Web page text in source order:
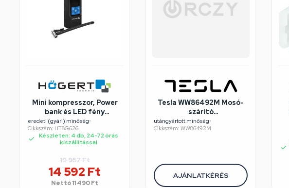
Mini kompresszor, Power
bank és LED fény
funckióval. 10 bar, 80w,
6000mAh, HT8G626
eredeti (gyári) minőség•
Cikkszám: HT8G626
Készleten: 4 db, 24-72 órás
kiszállítással
19 957Ft
14 592 Ft
Nettó11 490Ft
Tesla WW86492M Mosó-
szárító
felújított/szépséghibás
utángyártott minőség•
Cikkszám: WW86492M
AJÁNLATKÉRÉS